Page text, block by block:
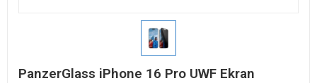
PanzerGlass iPhone 16 Pro UWF Ekran